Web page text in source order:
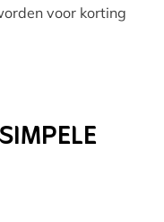
voor korting